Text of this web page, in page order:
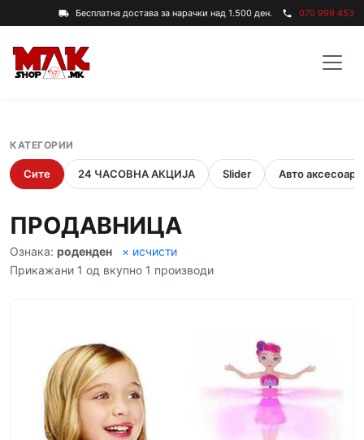
local_shipping Бесплатна достава за нарачки над 1.500 ден. phone 070 999 453
КАТЕГОРИИ
Сите 24 ЧАСОВНА АКЦИЈА Slider Авто аксесоари
ПРОДАВНИЦА
Ознака: роденден
× исчисти
Прикажани 1 од вкупно 1 производи